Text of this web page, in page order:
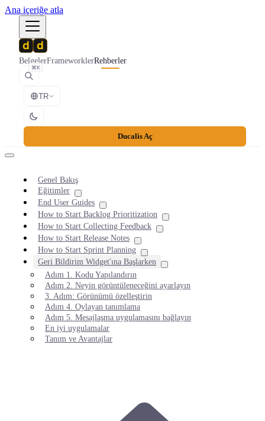
Ana içeriğe atla
BelgelerFrameworklerRehberler
⌘K
TR
Ducalis Aç
Genel Bakış
Eğitimler
End User Guides
How to Start Backlog Prioritization
How to Start Collecting Feedback
How to Start Release Notes
How to Start Sprint Planning
Geri Bildirim Widget'ına Başlarken
Adım 1. Kodu Yapılandırın
Adım 2. Neyin görüntüleneceğini ayarlayın
3. Adım: Görünümü özelleştirin
Adım 4. Oylayan tanımlama
Adım 5. Mesajlaşma uygulamasını bağlayın
En iyi uygulamalar
Tanım ve Avantajlar